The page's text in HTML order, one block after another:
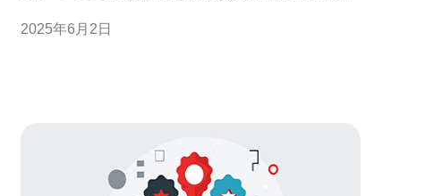
下，选择一台高防免备案的服务器就成为一个不错的
2025年6月2日